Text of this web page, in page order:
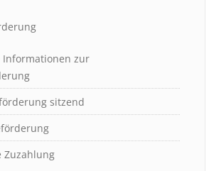
Informationen zur
sitzend
Zuzahlung